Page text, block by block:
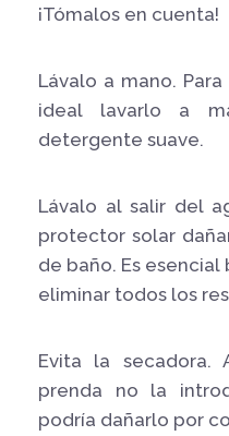
¡Tómalos en cuenta!
Lávalo a mano.
ideal lavarlo a
detergente suave.
Lávalo al salir del
protector solar
de baño. Es
eliminar todos los
Evita la secadora.
prenda no la
podría dañarlo por